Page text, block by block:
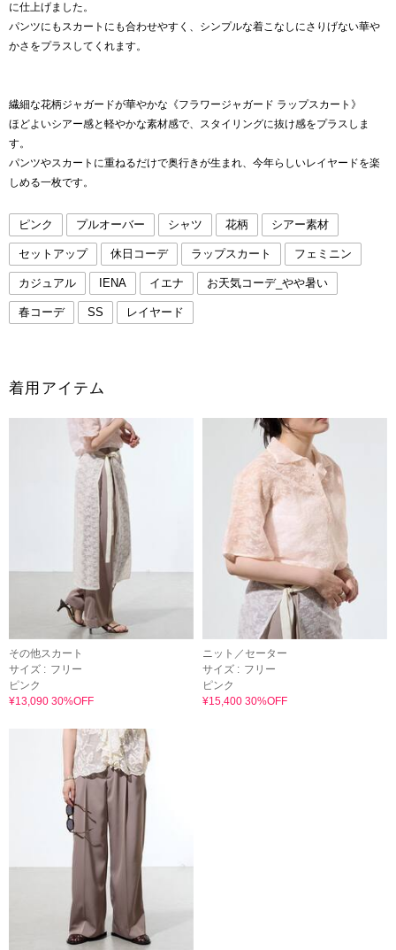
に仕上げました。
パンツにもスカートにも合わせやすく、シンプルな着こなしにさりげない華や
かさをプラスしてくれます。
繊細な花柄ジャガードが華やかな《フラワージャガード ラップスカート》
ほどよいシアー感と軽やかな素材感で、スタイリングに抜け感をプラスしま
す。
パンツやスカートに重ねるだけで奥行きが生まれ、今年らしいレイヤードを楽
しめる一枚です。
ピンク プルオーバー シャツ 花柄 シアー素材
セットアップ 休日コーデ ラップスカート フェミニン
カジュアル IENA イエナ お天気コーデ_やや暑い
春コーデ SS レイヤード
着用アイテム
その他スカート
サイズ : フリー
ピンク
¥13,090 30%OFF
ニット／セーター
サイズ : フリー
ピンク
¥15,400 30%OFF